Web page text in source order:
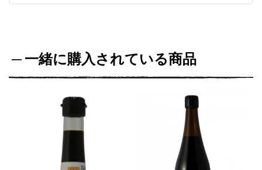
一緒に購入されている商品